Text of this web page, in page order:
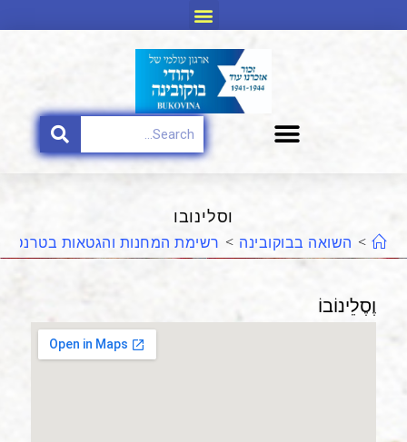
וסלינובו
> השואה בבוקובינה > רשימת המחנות והגטאות
וֶסֶלֵינוֹבוֹ